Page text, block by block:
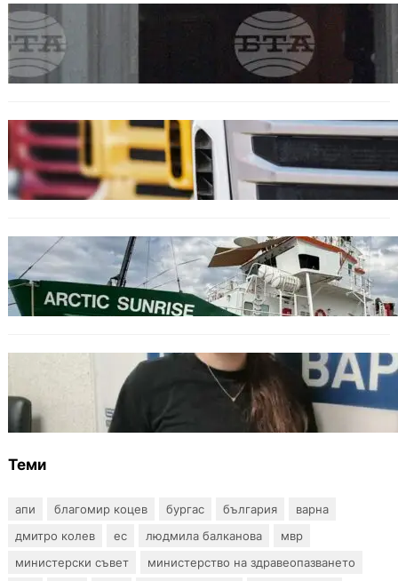
Варна отбелязва 147 години от създаването
на Военноморските сили.
БЪЛГАРИЯ
Нови ограничения за камионите над 12
тона по ключови пътища през август
БЪЛГАРИЯ
Корабът на „Грийнпийс“ пристигна във
Варна с кампания за опазване на Черно
море
ОБЩЕСТВО
Варненска ученичка създаде интерактивна
карта за сигнали за проблеми с боклука
Теми
апи благомир коцев бургас българия
варна
дмитро колев
ес людмила балканова
мвр
министерски съвет
министерство на здравеопазването